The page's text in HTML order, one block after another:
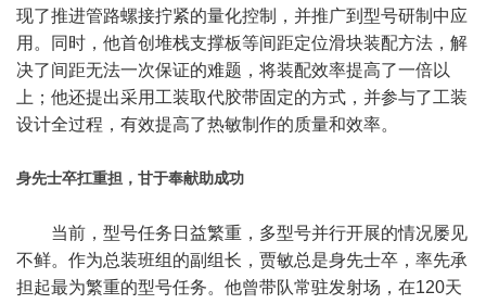
现了推进管路螺接拧紧的量化控制，并推广到型号研制中应
用。同时，他首创堆栈支撑板等间距定位滑块装配方法，解
决了间距无法一次保证的难题，将装配效率提高了一倍以
上；他还提出采用工装取代胶带固定的方式，并参与了工装
设计全过程，有效提高了热敏制作的质量和效率。
身先士卒扛重担，甘于奉献助成功
当前，型号任务日益繁重，多型号并行开展的情况屡见
不鲜。作为总装班组的副组长，贾敏总是身先士卒，率先承
担起最为繁重的型号任务。他曾带队常驻发射场，在120天